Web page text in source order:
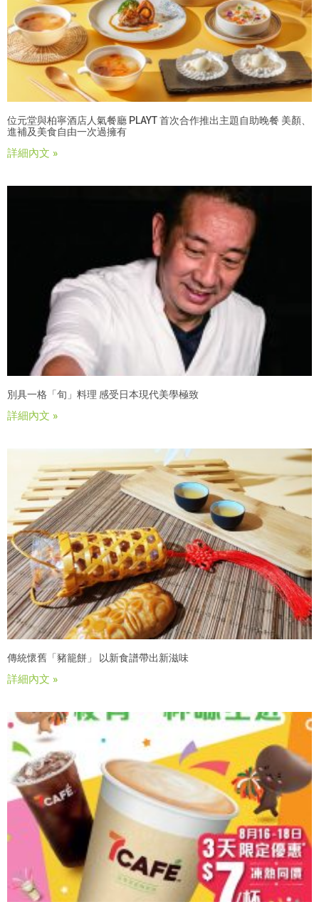
位元堂與柏寧酒店人氣餐廳 PLAYT 首次合作推出主題自助晚餐 美顏、
進補及美食自由一次過擁有
詳細內文 »
別具一格「旬」料理 感受日本現代美學極致
詳細內文 »
傳統懷舊「豬籠餅」 以新食譜帶出新滋味
詳細內文 »